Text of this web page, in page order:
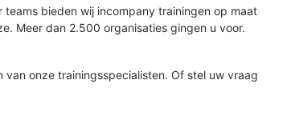
bieden wij incompany trainingen op maat
Meer dan 2.500 organisaties gingen u voor.
van onze trainingsspecialisten. Of stel uw vraag